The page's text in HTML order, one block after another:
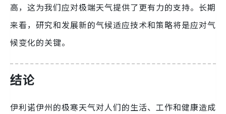
高，这为我们应对极端天气提供了更有力的支持。长期
来看，研究和发展新的气候适应技术和策略将是应对气
候变化的关键。
结论
伊利诺伊州的极寒天气对人们的生活、工作和健康造成